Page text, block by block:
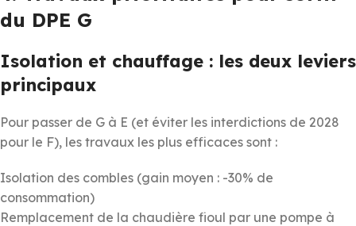
du DPE G
Isolation et chauffage : les deux leviers
principaux
Pour passer de G à E (et éviter les interdictions de 2028
pour le F), les travaux les plus efficaces sont :
Isolation des combles (gain moyen : -30% de
consommation)
Remplacement de la chaudière fioul par une pompe à